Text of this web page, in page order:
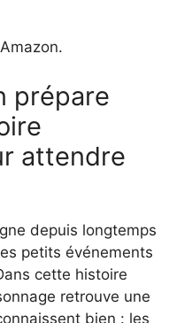
prépare
attendre
depuis longtemps
petits événements
cette histoire
retrouve une
bien : les